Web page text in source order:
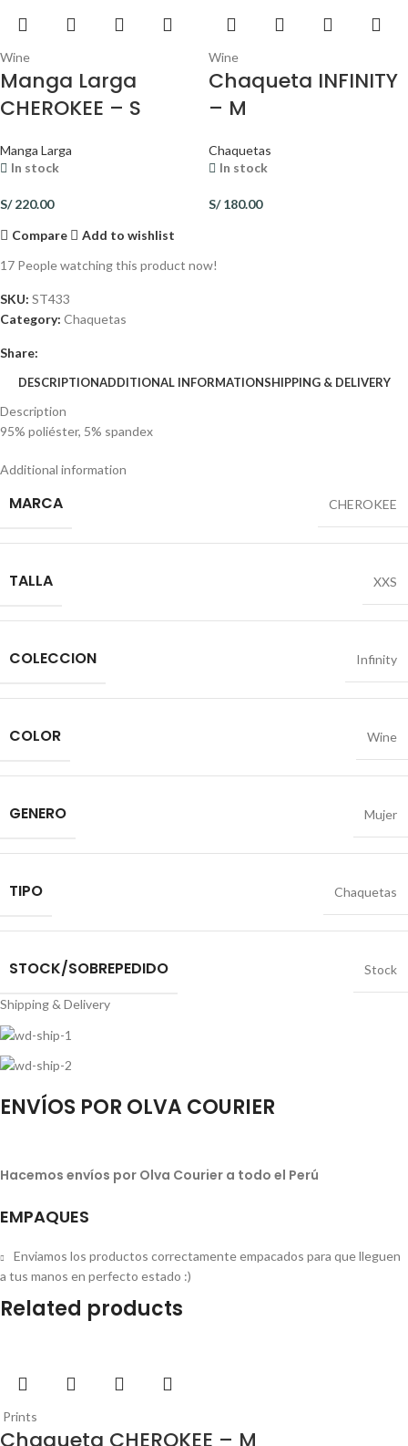
Wine
Manga Larga
CHEROKEE – S
Manga Larga
In stock
S/220.00
Wine
Chaqueta INFINITY
– M
Chaquetas
In stock
S/180.00
Compare
Add to wishlist
17 People watching this product now!
SKU: ST433
Category: Chaquetas
Share:
DESCRIPTIONADDITIONAL INFORMATIONSHIPPING & DELIVERY
Description
95% poliéster, 5% spandex
Additional information
MARCA CHEROKEE
TALLA XXS
COLECCION Infinity
COLOR Wine
GENERO Mujer
TIPO Chaquetas
STOCK/SOBREPEDIDO Stock
Shipping & Delivery
ENVÍOS POR OLVA COURIER
Hacemos envíos por Olva Courier a todo el Perú
EMPAQUES
Enviamos los productos correctamente empacados para que lleguen
a tus manos en perfecto estado :)
Related products
Prints